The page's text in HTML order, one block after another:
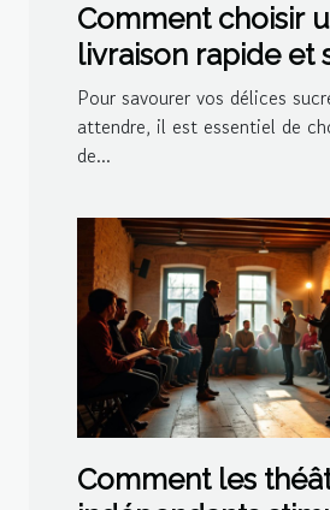
Comment choisir
livraison rapide et
pour vos délices
Pour savourer vos délices
attendre, il est essentiel de
de...
Comment les